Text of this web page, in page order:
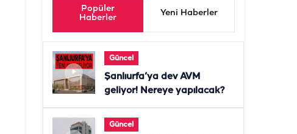
Popüler
Haberler
Yeni Haberler
Güncel
Şanlıurfa’ya dev AVM
geliyor! Nereye yapılacak?
Güncel